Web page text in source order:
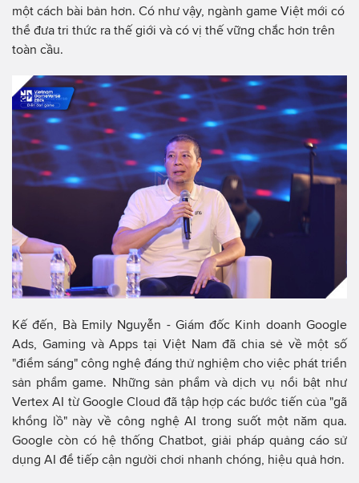
một cách bài bản hơn. Có như vậy, ngành game Việt mới có
thể đưa tri thức ra thế giới và có vị thế vững chắc hơn trên
toàn cầu.
Kế đến, Bà Emily Nguyễn - Giám đốc Kinh doanh Google
Ads, Gaming và Apps tại Việt Nam đã chia sẻ về một số
"điểm sáng" công nghệ đáng thử nghiệm cho việc phát triển
sản phẩm game. Những sản phẩm và dịch vụ nổi bật như
Vertex AI từ Google Cloud đã tập hợp các bước tiến của "gã
khổng lồ" này về công nghệ AI trong suốt một năm qua.
Google còn có hệ thống Chatbot, giải pháp quảng cáo sử
dụng AI để tiếp cận người chơi nhanh chóng, hiệu quả hơn.